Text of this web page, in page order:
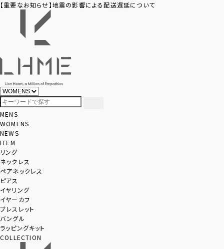
【重要なお知らせ】地震の影響による配送遅延について
MENS
WOMENS
NEWS
ITEM
リング
ネックレス
ペアネックレス
ピアス
イヤリング
イヤーカフ
ブレスレット
バングル
ラッピングキット
COLLECTION